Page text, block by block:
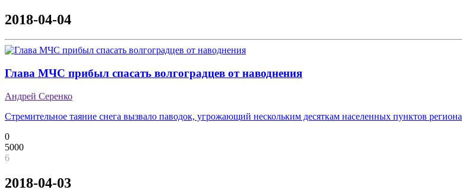
2018-04-04
Глава МЧС прибыл спасать волгоградцев от наводнения
Андрей Серенко
Стремительное таяние снега вызвало паводок, угрожающий нескольким десяткам населенных пунктов региона
0
5000
6
2018-04-03